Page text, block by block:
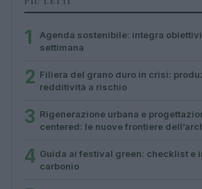
1
Agenda sostenibile: integra
settimana
2 Filiera del grano duro in crisi:
redditività a rischio
3 Rigenerazione urbana e
centered: le nuove frontiere
4 Guida ai festival green: checklist e
carbonio